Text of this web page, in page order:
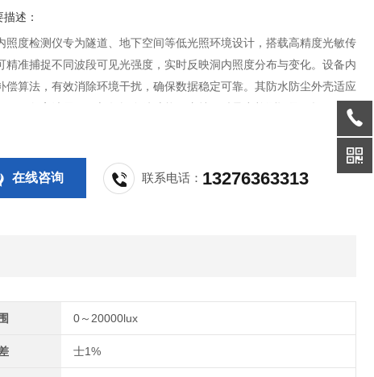
述：
照度检测仪专为隧道、地下空间等低光照环境设计，搭载高精度光敏传
精准捕捉不同波段可见光强度，实时反映洞内照度分布与变化。设备内
偿算法，有效消除环境干扰，确保数据稳定可靠。其防水防尘外壳适应
，配备高清显示屏与数据存储功能，支持一键导出检测记录。轻量化设
持或三脚架安装，为隧道照明优化、安全评估及节能改造提供科学依
在线咨询 联系电话： 13276363313
0～20000lux
士1%